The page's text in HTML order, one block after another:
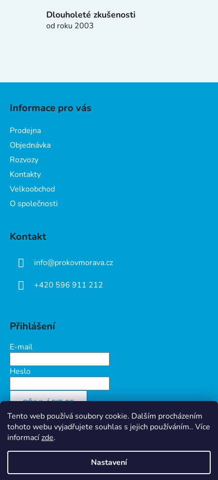
Tento web používá soubory cookie. Dalším procházením
tohoto webu vyjadřujete souhlas s jejich používáním.. Více
informacízde.
Nastavení
u
Dlouholeté zkušenosti
od roku 2003
Informace pro vás
Prodejna
Objednávka
Rozvozy
Kontakty
Velkoobchod
O společnosti
Kontakt
info@prokovmorava.cz
+420 596 911 212
Přihlášení
E-mail
Heslo
PŘIHLÁSIT SE
Nová registraceZapomenuté heslo
Vytvořil Shoptet&
Ochrana osobních údajů